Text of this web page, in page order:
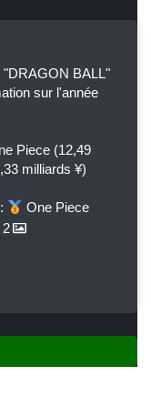
BALL"
sur l'année
Piece (12,49
milliards ¥)
One Piece
2